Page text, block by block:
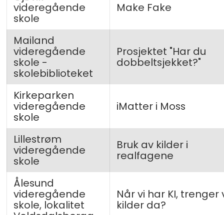
videregående
skole
Make Fake
Mailand
videregående
skole -
skolebiblioteket
Prosjektet "Har du
dobbeltsjekket?"
Kirkeparken
videregående
skole
iMatter i Moss
Lillestrøm
videregående
skole
Bruk av kilder i
realfagene
Ålesund
videregående
skole, lokalitet
Når vi har KI, trenger
kilder da?